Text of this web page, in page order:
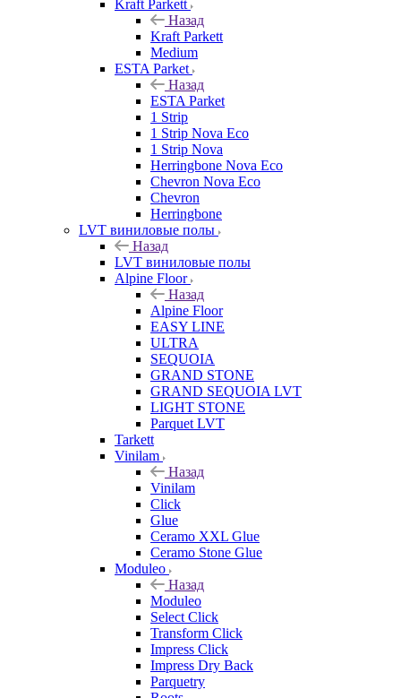
Kraft Parkett
Назад
Kraft Parkett
Medium
ESTA Parket
Назад
ESTA Parket
1 Strip
1 Strip Nova Eco
1 Strip Nova
Herringbone Nova Eco
Chevron Nova Eco
Chevron
Herringbone
LVT виниловые полы
Назад
LVT виниловые полы
Alpine Floor
Назад
Alpine Floor
EASY LINE
ULTRA
SEQUOIA
GRAND STONE
GRAND SEQUOIA LVT
LIGHT STONE
Parquet LVT
Tarkett
Vinilam
Назад
Vinilam
Click
Glue
Ceramo XXL Glue
Ceramo Stone Glue
Moduleo
Назад
Moduleo
Select Click
Transform Click
Impress Click
Impress Dry Back
Parquetry